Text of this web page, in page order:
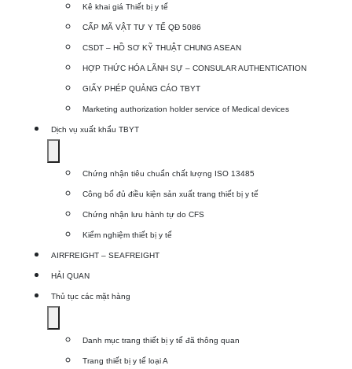
Kê khai giá Thiết bị y tế
CẤP MÃ VẬT TƯ Y TẾ QĐ 5086
CSDT – HỒ SƠ KỸ THUẬT CHUNG ASEAN
HỢP THỨC HÓA LÃNH SỰ – CONSULAR AUTHENTICATION
GIẤY PHÉP QUẢNG CÁO TBYT
Marketing authorization holder service of Medical devices
Dịch vụ xuất khẩu TBYT
submenu
TBYT
Chứng nhận tiêu chuẩn chất lượng ISO 13485
Công bố đủ điều kiện sản xuất trang thiết bị y tế
Chứng nhận lưu hành tự do CFS
Kiểm nghiệm thiết bị y tế
AIRFREIGHT – SEAFREIGHT
HẢI QUAN
Thủ tục các mặt hàng
submenuDanh mục trang thiết bị y tế đã thông quan
Trang thiết bị y tế loại A